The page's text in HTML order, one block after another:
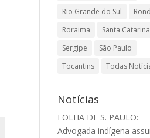
Rio Grande do Sul
Roraima
Santa Catarina
Sergipe
São Paulo
Tocantins
Todas
Notícias
FOLHA DE S. PAULO:
Advogada indígena